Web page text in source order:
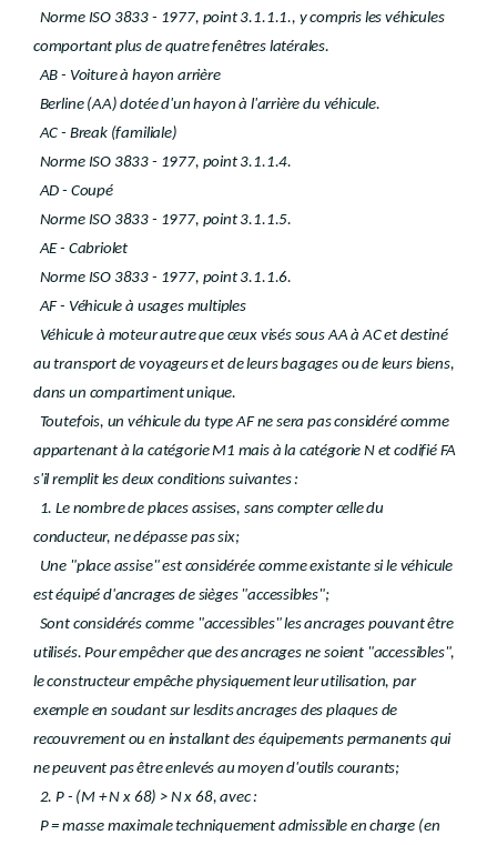
Annexe 2
Annexe 3
Annexe 4
Annexe 5
Annexe 6
Annexe 7
Annexe 8
Annexe 9
Annexe 10
Annexe 11
Annexe 13
Annexe 14
Annexe 15
Annexe 26
Annexe 41
Norme ISO 3833 - 1977, point 3.1.1.1., y compris les véhicules
comportant plus de quatre fenêtres latérales.
AB - Voiture à hayon arrière
Berline (AA) dotée d'un hayon à l'arrière du véhicule.
AC - Break (familiale)
Norme ISO 3833 - 1977, point 3.1.1.4.
AD - Coupé
Norme ISO 3833 - 1977, point 3.1.1.5.
AE - Cabriolet
Norme ISO 3833 - 1977, point 3.1.1.6.
AF - Véhicule à usages multiples
Véhicule à moteur autre que ceux visés sous AA à AC et destiné
au transport de voyageurs et de leurs bagages ou de leurs biens,
dans un compartiment unique.
Toutefois, un véhicule du type AF ne sera pas considéré comme
appartenant à la catégorie M1 mais à la catégorie N et codifié FA
s'il remplit les deux conditions suivantes :
1. Le nombre de places assises, sans compter celle du
conducteur, ne dépasse pas six;
Une "place assise" est considérée comme existante si le véhicule
est équipé d'ancrages de sièges "accessibles";
Sont considérés comme "accessibles" les ancrages pouvant être
utilisés. Pour empêcher que des ancrages ne soient "accessibles",
le constructeur empêche physiquement leur utilisation, par
exemple en soudant sur lesdits ancrages des plaques de
recouvrement ou en installant des équipements permanents qui
ne peuvent pas être enlevés au moyen d'outils courants;
2. P - (M + N x 68) > N x 68, avec :
P = masse maximale techniquement admissible en charge (en